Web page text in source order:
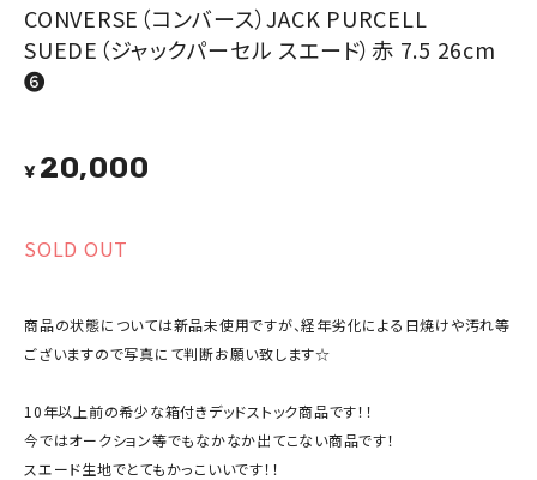
CONVERSE（コンバース）JACK PURCELL
SUEDE（ジャックパーセル スエード）赤 7.5 26cm
❻
¥ 20,000
SOLD OUT
商品の状態については新品未使用ですが、経年劣化による日焼けや汚れ等
ございますので写真にて判断お願い致します☆
10年以上前の希少な箱付きデッドストック商品です！！
今ではオークション等でもなかなか出てこない商品です！
スエード生地でとてもかっこいいです！！